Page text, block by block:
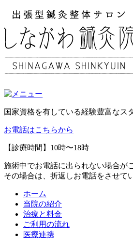
国家資格を有している経験豊富なス
お電話はこちらから
【診療時間】10時〜18時
施術中でお電話に出られない場合が
その場合は、折返しお電話をさせて
ホーム
当院の紹介
治療と料金
ご利用の流れ
医療連携